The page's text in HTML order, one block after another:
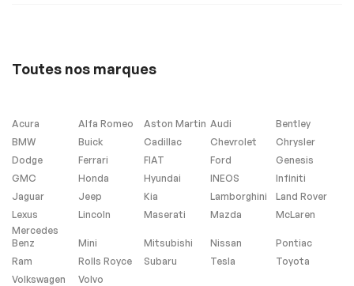
Faible Kilométrage
Toutes nos marques
Acura Alfa Romeo Aston Martin Audi
Bentley
BMW
Buick Cadillac Chevrolet
Chrysler
Dodge
Ferrari FIAT Ford
Genesis
GMC
Honda Hyundai INEOS
Infiniti
Jaguar
Jeep Kia Lamborghini
Land Rover
Lexus
Lincoln Maserati Mazda
McLaren
Mercedes
Benz
Mini Mitsubishi Nissan
Pontiac
Ram
Rolls Royce Subaru Tesla
Toyota
Volkswagen
Volvo